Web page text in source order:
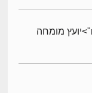
ארז מירב -meirav.com" target="_blank">יועץ מומחה